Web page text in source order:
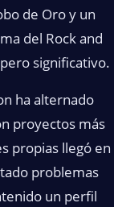
de Oro y un
del Rock and
significativo.
ha alternado
proyectos más
propias llegó en
problemas
un perfil